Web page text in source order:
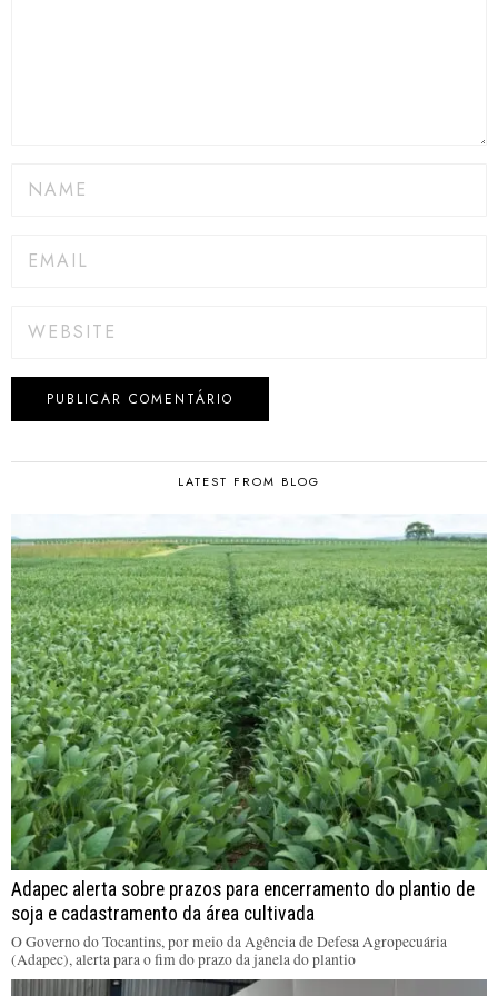
LATEST FROM BLOG
Adapec alerta sobre prazos para encerramento do plantio de
soja e cadastramento da área cultivada
O Governo do Tocantins, por meio da Agência de Defesa Agropecuária
(Adapec), alerta para o fim do prazo da janela do plantio